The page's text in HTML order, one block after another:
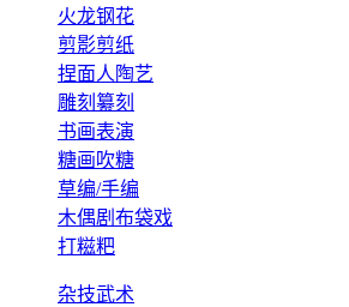
火龙钢花
剪影剪纸
捏面人陶艺
雕刻纂刻
书画表演
糖画吹糖
草编/手编
木偶剧布袋戏
打糍粑
杂技武术